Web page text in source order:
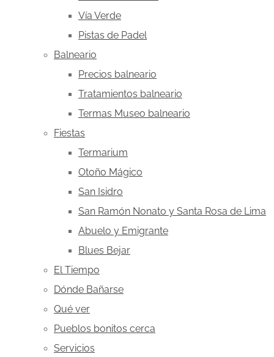
Vía Verde
Pistas de Padel
Balneario
Precios balneario
Tratamientos balneario
Termas Museo balneario
Fiestas
Termarium
Otoño Mágico
San Isidro
San Ramón Nonato y Santa Rosa de Lima
Abuelo y Emigrante
Blues Bejar
El Tiempo
Dónde Bañarse
Qué ver
Pueblos bonitos cerca
Servicios